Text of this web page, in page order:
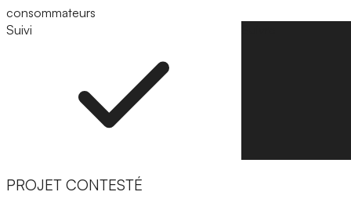
consommateurs
Suivi
PROJET CONTESTÉ